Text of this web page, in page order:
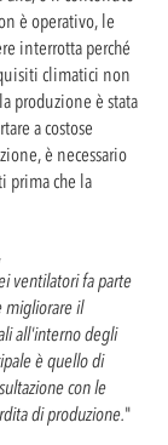
è operativo, le
interrotta perché
climatici non
produzione è stata
a costose
è necessario
prima che la
ventilatori fa parte
migliorare il
all'interno degli
è quello di
con le
di produzione."